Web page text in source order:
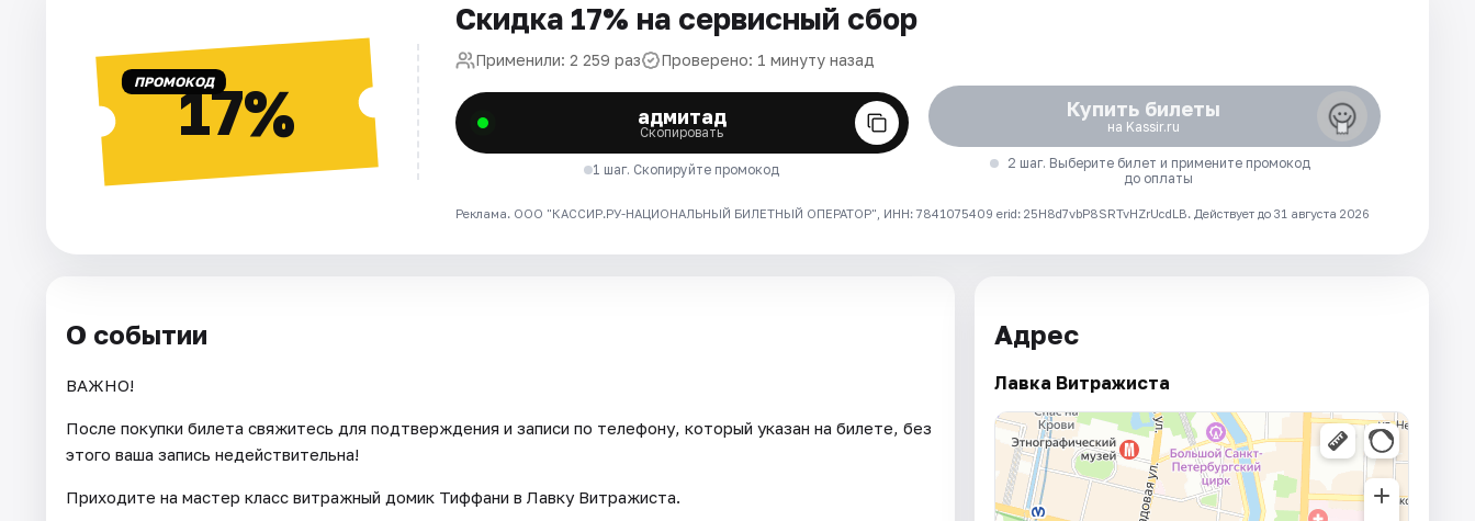
Рейтинги
ПРОМОКОД17%
Скидка 17% на сервисный сбор
Применили: 2 259 раз Проверено: 1 минуту назад
адмитад
Скопировать
1 шаг. Скопируйте промокод
Купить билеты
на Kassir.ru
2 шаг. Выберите билет и примените промокод
до оплаты
Реклама. ООО "КАССИР.РУ-НАЦИОНАЛЬНЫЙ БИЛЕТНЫЙ ОПЕРАТОР", ИНН: 7841075409 erid: 25H8d7vbP8SRTvHZrUcdLB. Действует до 31 августа 2026
О событии
ВАЖНО!
После покупки билета свяжитесь для подтверждения и записи по телефону, который указан на билете, без
этого ваша запись недействительна!
Приходите на мастер класс витражный домик Тиффани в Лавку Витражиста.
Адрес
Лавка Витражиста